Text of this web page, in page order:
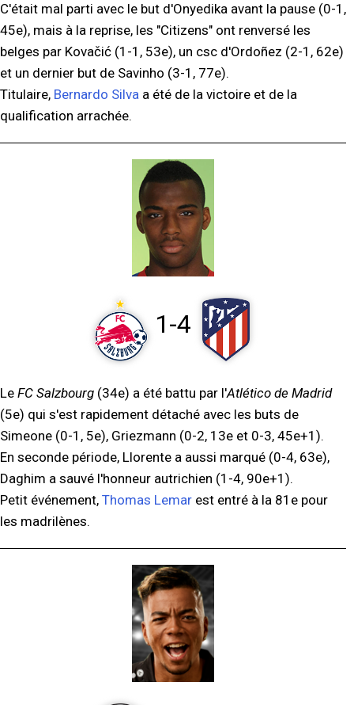
C'était mal parti avec le but d'Onyedika avant la pause (0-1,
45e), mais à la reprise, les "Citizens" ont renversé les
belges par Kovačić (1-1, 53e), un csc d'Ordoñez (2-1, 62e)
et un dernier but de Savinho (3-1, 77e).
Titulaire, Bernardo Silva a été de la victoire et de la
qualification arrachée.
1-4
Le FC Salzbourg (34e) a été battu par l'Atlético de Madrid
(5e) qui s'est rapidement détaché avec les buts de
Simeone (0-1, 5e), Griezmann (0-2, 13e et 0-3, 45e+1).
En seconde période, Llorente a aussi marqué (0-4, 63e),
Daghim a sauvé l'honneur autrichien (1-4, 90e+1).
Petit événement, Thomas Lemar est entré à la 81e pour
les madrilènes.